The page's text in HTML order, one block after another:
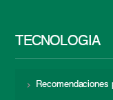
TECNOLOGÍA
Recomendaciones